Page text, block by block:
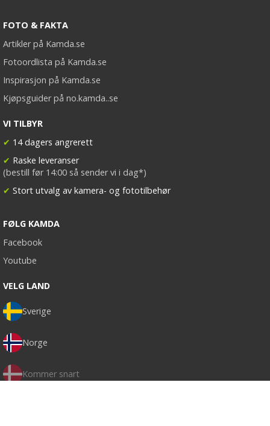
FOTO & FAKTA
Artikler på Kamda.se
Fotoordlista på Kamda.se
Inspirasjon på Kamda.se
Kjøpsguider på no.kamda..se
VI TILBYR
✔ 14 dagers angrerett
✔ Raske leveranser
(bestill før 14:00 så sender vi i dag*)
✔ Stort utvalg av kamera- og fototilbehør
FØLG KAMDA
Facebook
Youtube
VELG LAND
Sverige
Norge
Kommer snart